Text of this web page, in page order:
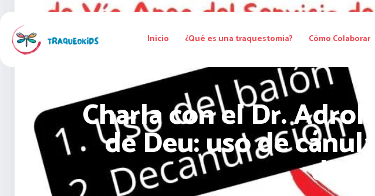
Inicio ¿Qué es una traquestomia? Cómo Colaborar
Charla con el Dr.
de Deu: uso de